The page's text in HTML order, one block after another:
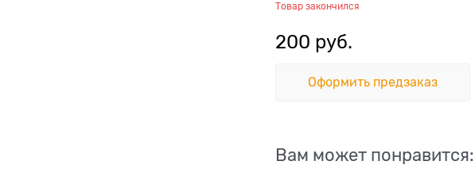
Товар закончился
200 руб.
Оформить предзаказ
Вам может понравится: